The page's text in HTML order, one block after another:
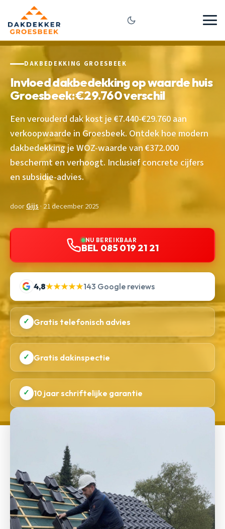
DAKBEDEKKING GROESBEEK
Invloed dakbedekking op waarde huis
Groesbeek: €29.760 verschil
Een verouderd dak kost je €7.440-€29.760 aan
verkoopwaarde in Groesbeek. Ontdek hoe modern
dakbedekking je WOZ-waarde van €372.000
beschermt en verhoogt. Inclusief concrete cijfers
en subsidie-advies.
doorGijs· 21 december 2025
NU BEREIKBAAR
BEL 085 019 21 21
4,8★★★★★143 Google reviews
✓ Gratis telefonisch advies
✓ Gratis dakinspectie
✓ 10 jaar schriftelijke garantie